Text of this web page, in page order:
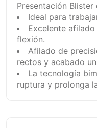
Presentación
Ideal para
Excelente
flexión.
Afilado de
rectos y acabado
La tecnología
ruptura y prolonga